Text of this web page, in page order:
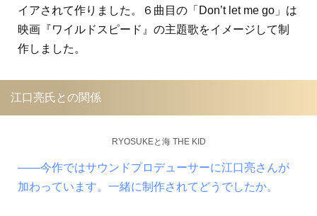
イアされて作りました。６曲目の「Don’t let me go」は
映画『ワイルドスピード』の主題歌をイメージして制
作しました。
江口亮氏との関係
RYOSUKEと海 THE KID
――今作ではサウンドプロデューサーに江口亮さんが
加わっています。一緒に制作されてどうでしたか。